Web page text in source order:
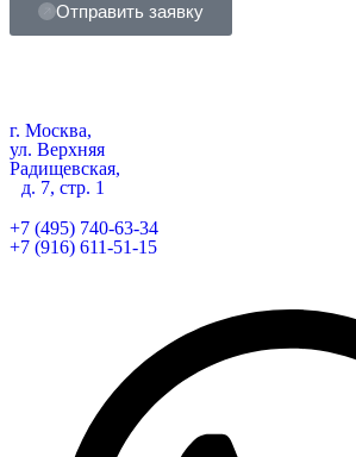
Отправить заявку
г. Москва,
ул. Верхняя
Радищевская,
д. 7, стр. 1
+7 (495) 740-63-34
+7 (916) 611-51-15